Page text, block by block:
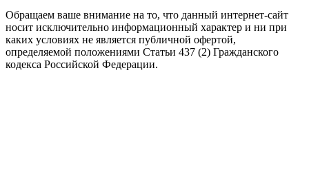
Обращаем ваше внимание на то, что данный интернет-сайт
носит исключительно информационный характер и ни при
каких условиях не является публичной офертой,
определяемой положениями Статьи 437 (2) Гражданского
кодекса Российской Федерации.